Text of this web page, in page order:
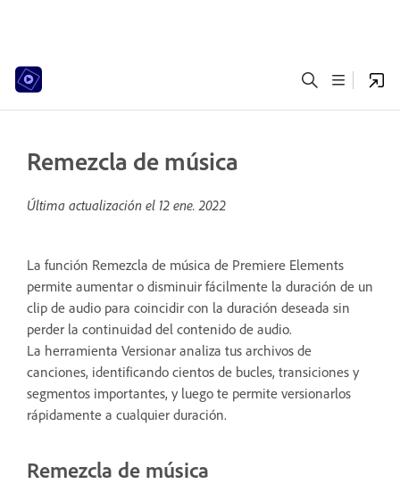
Remezcla de música
Última actualización el 12 ene. 2022
La función Remezcla de música de Premiere Elements
permite aumentar o disminuir fácilmente la duración de un
clip de audio para coincidir con la duración deseada sin
perder la continuidad del contenido de audio.
La herramienta Versionar analiza tus archivos de
canciones, identificando cientos de bucles, transiciones y
segmentos importantes, y luego te permite versionarlos
rápidamente a cualquier duración.
Remezcla de música